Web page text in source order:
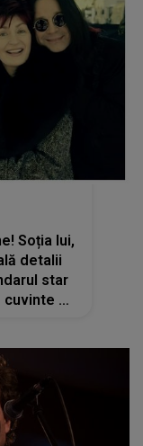
Soția lui,
detalii
star
pe